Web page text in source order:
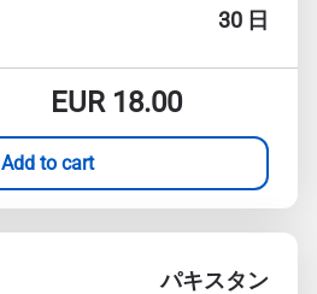
30 日
EUR18.00
Add to cart
パキスタン